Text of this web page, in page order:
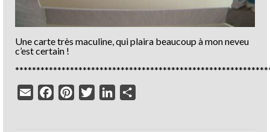
Une carte très maculine, qui plaira beaucoup à mon neveu
c’est certain !
Email
FacebookPinterestTwitterLinkedIn